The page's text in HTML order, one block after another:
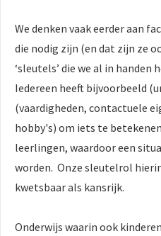
We denken vaak eerder aan
die nodig zijn (en dat zijn ze
‘sleutels’ die we al in
Iedereen heeft bijvoorbeeld
(vaardigheden, contactuele
hobby's) om iets te
leerlingen, waardoor een
worden. Onze sleutelrol
kwetsbaar als kansrijk.
Onderwijs waarin ook
van